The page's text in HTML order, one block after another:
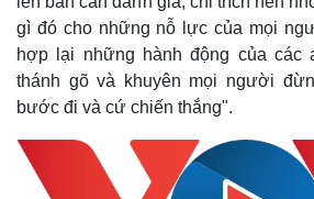
gì đó cho những nỗ lực của mọi
hợp lại những hành động của các
thánh gõ và khuyên mọi người
bước đi và cứ chiến thắng".